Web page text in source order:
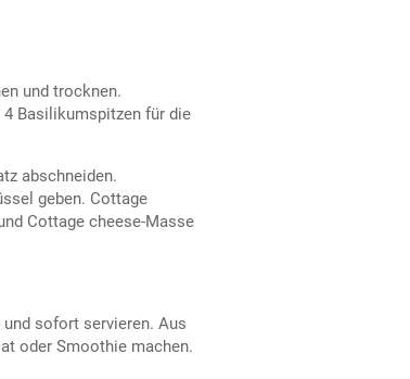
und trocknen.
Basilikumspitzen für die
abschneiden.
geben. Cottage
Cottage cheese-Masse
sofort servieren. Aus
oder Smoothie machen.